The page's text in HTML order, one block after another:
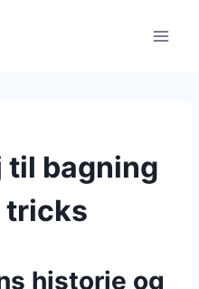
til bagning
tricks
historie og